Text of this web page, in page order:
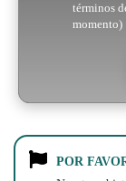
términos
momento)
POR